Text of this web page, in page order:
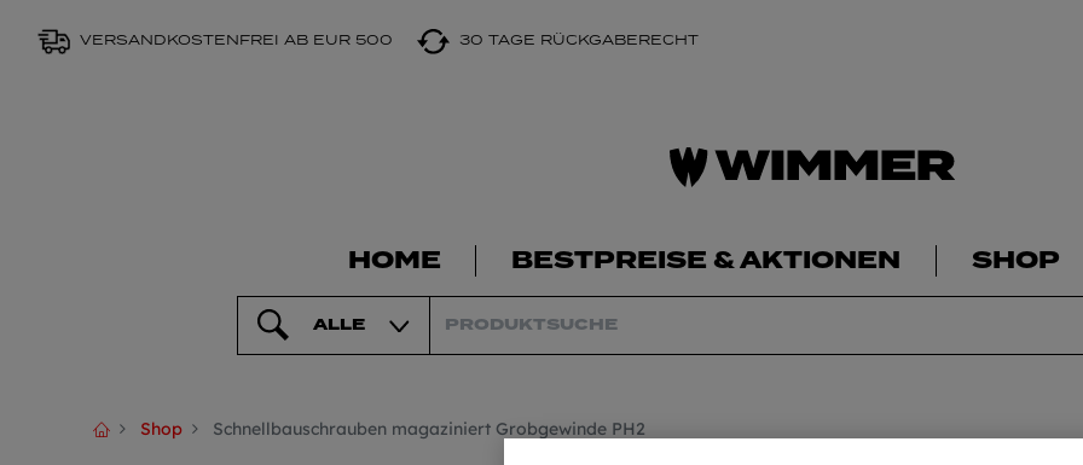
VERSANDKOSTENFREI AB EUR 500 30 TAGE RÜCKGABERECHT
HOME BESTPREISE & AKTIONEN SHOP
ALLE
Shop Schnellbauschrauben magaziniert Grobgewinde PH2